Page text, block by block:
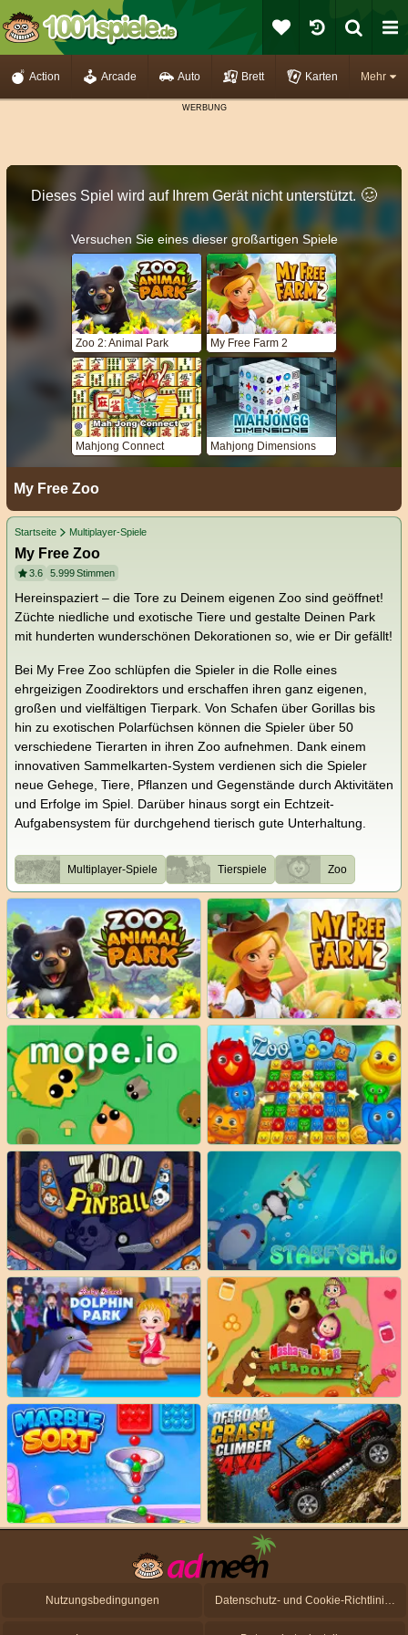
Mehr
Action Arcade Auto Brett Karten
Dieses Spiel wird auf Ihrem Gerät nicht unterstützt. 🥴️
Versuchen Sie eines dieser großartigen Spiele
Zoo 2: Animal Park My Free Farm 2
Mahjong Connect Mahjong Dimensions
My Free Zoo
Startseite Multiplayer-Spiele
My Free Zoo
3.6 5.999Stimmen
Hereinspaziert – die Tore zu Deinem eigenen Zoo sind geöffnet!
Züchte niedliche und exotische Tiere und gestalte Deinen Park
mit hunderten wunderschönen Dekorationen so, wie er Dir gefällt!
Bei My Free Zoo schlüpfen die Spieler in die Rolle eines
ehrgeizigen Zoodirektors und erschaffen ihren ganz eigenen,
großen und vielfältigen Tierpark. Von Schafen über Gorillas bis
hin zu exotischen Polarfüchsen können die Spieler über 50
verschiedene Tierarten in ihren Zoo aufnehmen. Dank einem
innovativen Sammelkarten-System verdienen sich die Spieler
neue Gehege, Tiere, Pflanzen und Gegenstände durch Aktivitäten
und Erfolge im Spiel. Darüber hinaus sorgt ein Echtzeit-
Aufgabensystem für durchgehend tierisch gute Unterhaltung.
Multiplayer-Spiele Tierspiele Zoo
Nutzungsbedingungen Datenschutz- und Cookie-Richtlinien